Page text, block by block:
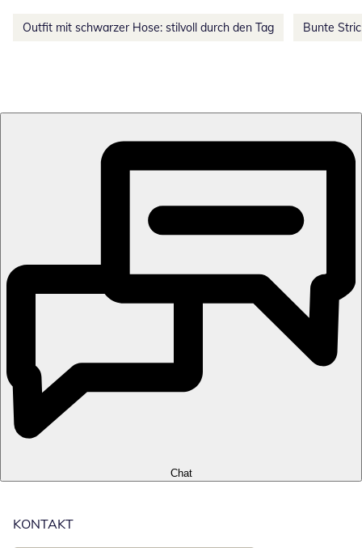
Outfit mit schwarzer Hose: stilvoll durch den Tag Bunte
Chat
KONTAKT